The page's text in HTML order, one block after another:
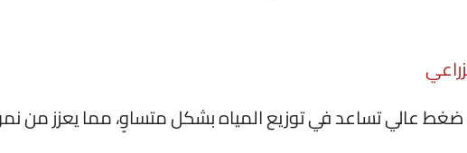
عالي تساعد في توزيع المياه بشكل متساوٍ، مما يعزز من